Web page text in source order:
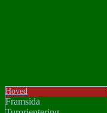
Hoved
Framsida